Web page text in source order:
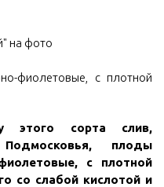
на фото
фиолетовые, с плотной
сорта слив,
плоды
с плотной
со слабой кислотой и